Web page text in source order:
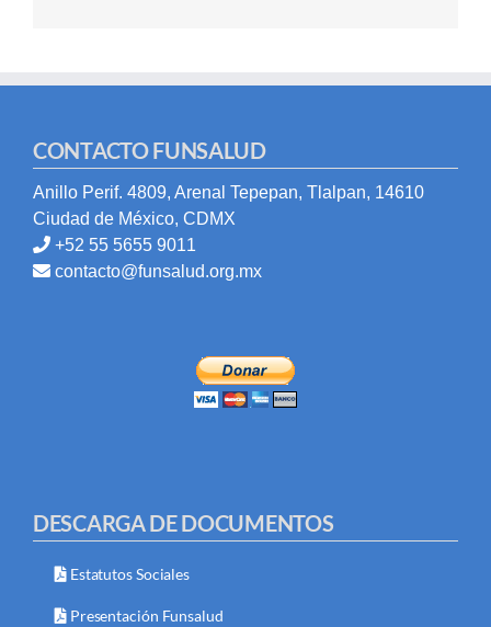
CONTACTO FUNSALUD
Anillo Perif. 4809, Arenal Tepepan, Tlalpan, 14610
Ciudad de México, CDMX
+52 55 5655 9011
contacto@funsalud.org.mx
DESCARGA DE DOCUMENTOS
Estatutos Sociales
Presentación Funsalud